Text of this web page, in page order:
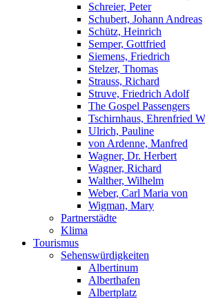
Schreier, Peter
Schubert, Johann Andreas
Schütz, Heinrich
Semper, Gottfried
Siemens, Friedrich
Stelzer, Thomas
Strauss, Richard
Struve, Friedrich Adolf
The Gospel Passengers
Tschirnhaus, Ehrenfried
Ulrich, Pauline
von Ardenne, Manfred
Wagner, Dr. Herbert
Wagner, Richard
Walther, Wilhelm
Weber, Carl Maria von
Wigman, Mary
Partnerstädte
Klima
Tourismus
Sehenswürdigkeiten
Albertinum
Alberthafen
Albertplatz